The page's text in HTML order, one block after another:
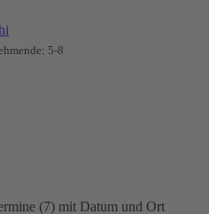
5-8
(7) mit Datum und Ort